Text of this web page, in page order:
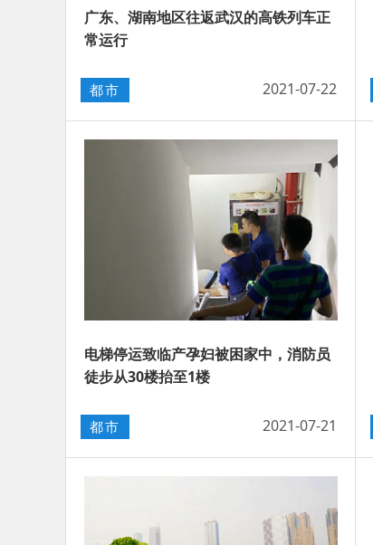
广东、湖南地区往返武汉的高铁列车正
常运行
都市 2021-07-22
电梯停运致临产孕妇被困家中，消防员
徒步从30楼抬至1楼
都市 2021-07-21